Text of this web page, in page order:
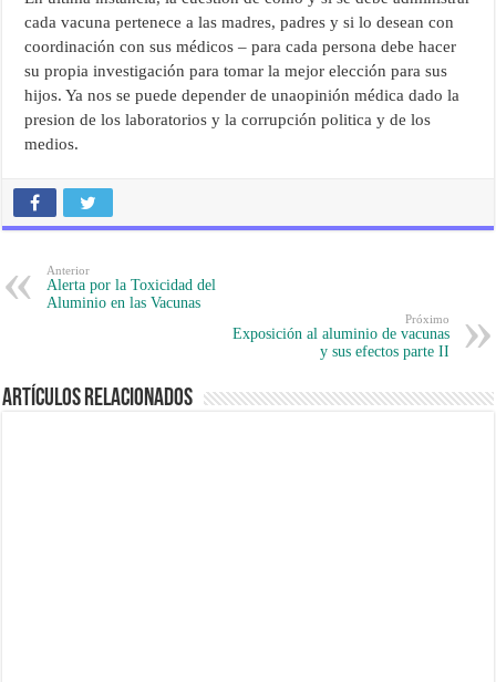
cada vacuna pertenece a las madres, padres y si lo desean con
coordinación con sus médicos – para cada persona debe hacer
su propia investigación para tomar la mejor elección para sus
hijos. Ya nos se puede depender de unaopinión médica dado la
presion de los laboratorios y la corrupción politica y de los
medios.
Anterior
Alerta por la Toxicidad del
Aluminio en las Vacunas
Próximo
Exposición al aluminio de vacunas
y sus efectos parte II
Artículos Relacionados